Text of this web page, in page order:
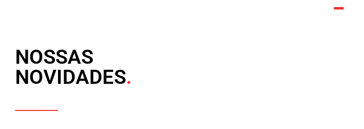
NOSSAS
NOVIDADES